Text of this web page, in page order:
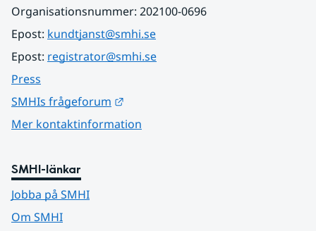
Organisationsnummer: 202100-0696
Epost: kundtjanst@smhi.se
Epost: registrator@smhi.se
Press
SMHIs frågeforum
Mer kontaktinformation
SMHI-länkar
Jobba på SMHI
Om SMHI